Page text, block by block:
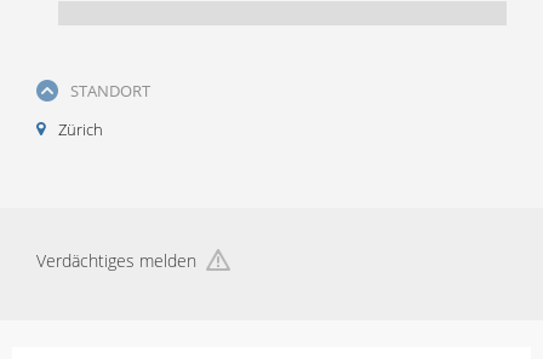
STANDORT
Zürich
Verdächtiges melden